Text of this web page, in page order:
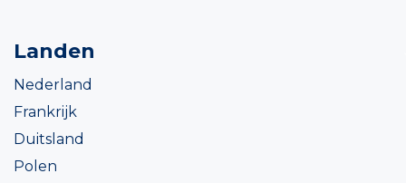
Landen
Nederland
Frankrijk
Duitsland
Polen